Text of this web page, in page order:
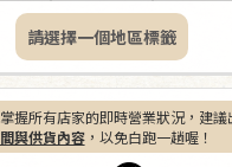
請選擇一個地區標籤
握所有店家的即時營業狀況，建議
與供貨內容，以免白跑一趟喔！